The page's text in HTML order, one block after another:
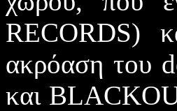
RECORDS)
ακρόαση του
και